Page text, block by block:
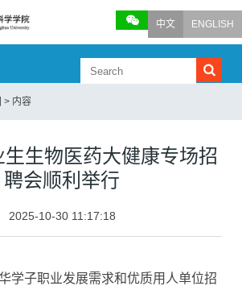
中文 ENGLISH
> 内容
生生物医药大健康专场招
聘会顺利举行
2025-10-30 11:17:18
学子职业发展需求和优质用人单位招